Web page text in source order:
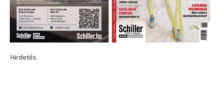
Hirdetés